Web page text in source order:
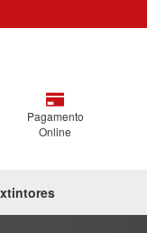
Pagamento
Online